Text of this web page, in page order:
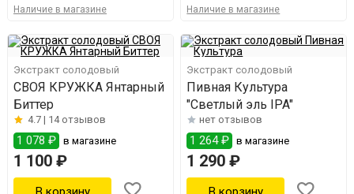
Наличие в магазине Наличие в магазине
Экстракт солодовый
СВОЯ КРУЖКА Янтарный
Биттер
4.7 | 14 отзывов
1 078 ₽ в магазине
1 100 ₽
Экстракт солодовый
Пивная Культура
"Светлый эль IPA"
нет отзывов
1 264 ₽ в магазине
1 290 ₽